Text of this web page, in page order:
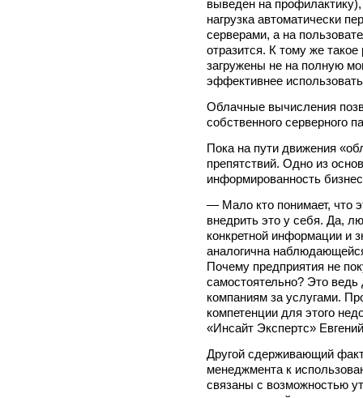
выведен на профилактику),
нагрузка автоматически
серверами, а на
отразится. К тому же
загружены не на полную
эффективнее
Облачные вычисления
собственного серверного
Пока на пути движения
препятствий. Одно из
информированность
— Мало кто понимает, что
внедрить это у себя. Да,
конкретной информации и
аналогична
Почему предприятия не
самостоятельно? Это
компаниям за услугами.
компетенции для этого
«Инсайт Экспертс»
Другой сдерживающий
менеджмента к
связаны с возможностью